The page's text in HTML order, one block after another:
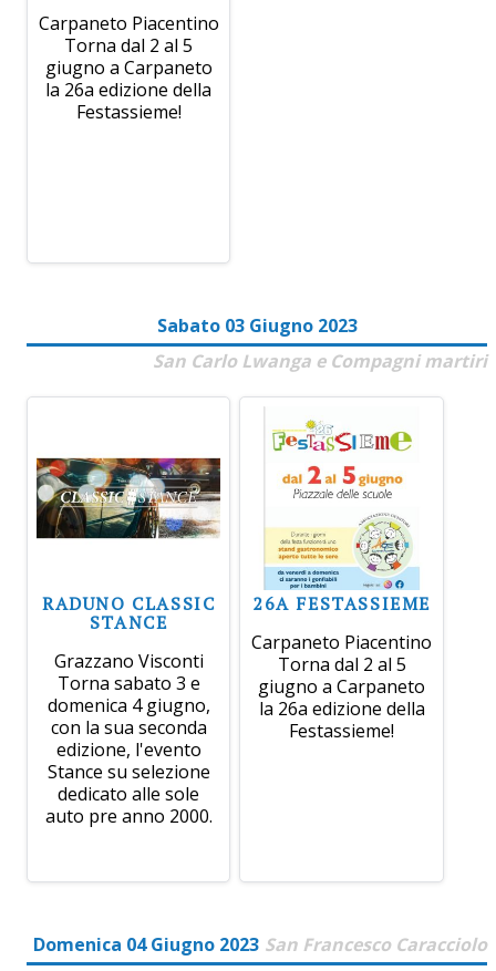
Carpaneto Piacentino
Torna dal 2 al 5
giugno a Carpaneto
la 26a edizione della
Festassieme!
Sabato 03 Giugno 2023
San Carlo Lwanga e Compagni martiri
RADUNO CLASSIC
STANCE
Grazzano Visconti
Torna sabato 3 e
domenica 4 giugno,
con la sua seconda
edizione, l'evento
Stance su selezione
dedicato alle sole
auto pre anno 2000.
26A FESTASSIEME
Carpaneto Piacentino
Torna dal 2 al 5
giugno a Carpaneto
la 26a edizione della
Festassieme!
Domenica 04 Giugno 2023 San Francesco Caracciolo